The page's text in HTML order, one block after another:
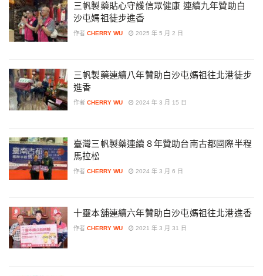
三帆製藥貼心守護信眾健康 連續九年贊助白
沙屯媽祖徒步進香
作者 CHERRY WU 2025 年 5 月 2 日
三帆製藥連續八年贊助白沙屯媽祖往北港徒步
進香
作者 CHERRY WU 2024 年 3 月 15 日
臺灣三帆製藥連續８年贊助台南古都國際半程
馬拉松
作者 CHERRY WU 2024 年 3 月 6 日
十靈本舖連續六年贊助白沙屯媽祖往北港進香
作者 CHERRY WU 2021 年 3 月 31 日